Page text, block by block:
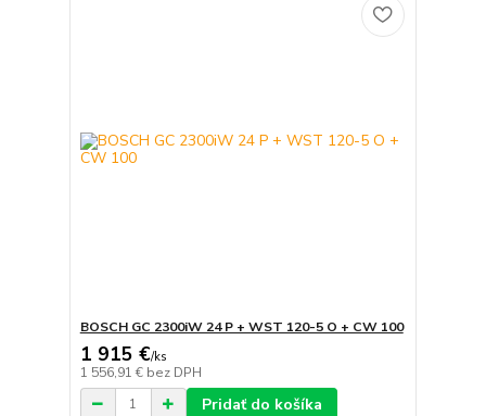
BOSCH GC 2300iW 24 P + WST 120-5 O + CW 100
1 915 €/ks
1 556,91 € bez DPH
Pridať do košíka